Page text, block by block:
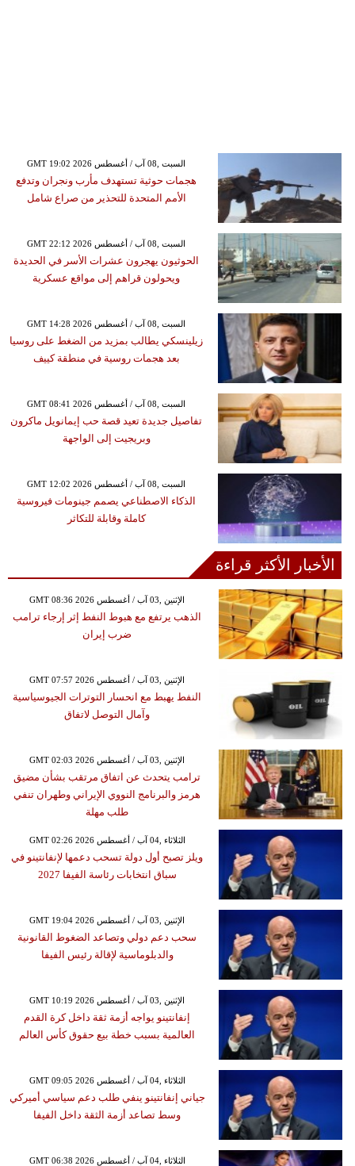
GMT 19:02 2026 السبت ,08 آب / أغسطس
هجمات حوثية تستهدف مأرب ونجران وتدفع
الأمم المتحدة للتحذير من صراع شامل
GMT 22:12 2026 السبت ,08 آب / أغسطس
الحوثيون يهجرون عشرات الأسر في الحديدة
ويحولون قراهم إلى مواقع عسكرية
GMT 14:28 2026 السبت ,08 آب / أغسطس
زيلينسكي يطالب بمزيد من الضغط على روسيا
بعد هجمات روسية في منطقة كييف
GMT 08:41 2026 السبت ,08 آب / أغسطس
تفاصيل جديدة تعيد قصة حب إيمانويل ماكرون
وبريجيت إلى الواجهة
GMT 12:02 2026 السبت ,08 آب / أغسطس
الذكاء الاصطناعي يصمم جينومات فيروسية
كاملة وقابلة للتكاثر
الأخبار الأكثر قراءة
GMT 08:36 2026 الإثنين ,03 آب / أغسطس
الذهب يرتفع مع هبوط النفط إثر إرجاء ترامب
ضرب إيران
GMT 07:57 2026 الإثنين ,03 آب / أغسطس
النفط يهبط مع انحسار التوترات الجيوسياسية
وآمال التوصل لاتفاق
GMT 02:03 2026 الإثنين ,03 آب / أغسطس
ترامب يتحدث عن اتفاق مرتقب بشأن مضيق
هرمز والبرنامج النووي الإيراني وطهران تنفي
طلب مهلة
GMT 02:26 2026 الثلاثاء ,04 آب / أغسطس
ويلز تصبح أول دولة تسحب دعمها لإنفانتينو في
سباق انتخابات رئاسة الفيفا 2027
GMT 19:04 2026 الإثنين ,03 آب / أغسطس
سحب دعم دولي وتصاعد الضغوط القانونية
والدبلوماسية لإقالة رئيس الفيفا
GMT 10:19 2026 الإثنين ,03 آب / أغسطس
إنفانتينو يواجه أزمة ثقة داخل كرة القدم
العالمية بسبب خطة بيع حقوق كأس العالم
GMT 09:05 2026 الثلاثاء ,04 آب / أغسطس
جياني إنفانتينو ينفي طلب دعم سياسي أميركي
وسط تصاعد أزمة الثقة داخل الفيفا
GMT 06:38 2026 الثلاثاء ,04 آب / أغسطس